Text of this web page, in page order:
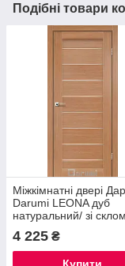
Подібні товари
Міжкімнатні двері
Darumi LEONA дуб
натуральний/ зі склом
сатин білий
4 225 ₴